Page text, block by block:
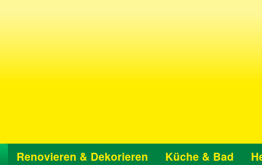
Renovieren & Dekorieren Küche & Bad